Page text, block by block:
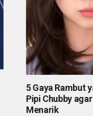
5 Gaya Rambut
Pipi Chubby
Menarik